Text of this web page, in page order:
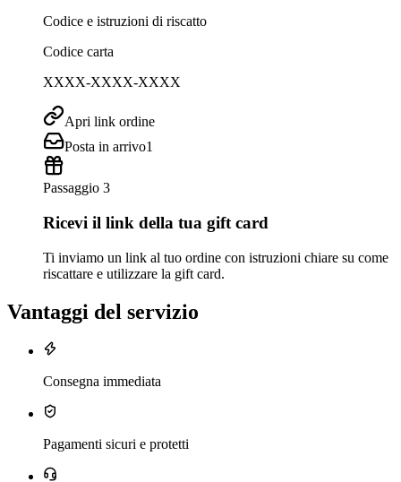
Codice e istruzioni di riscatto
Codice carta
XXXX-XXXX-XXXX
Apri link ordine
Posta in arrivo1
Passaggio 3
Ricevi il link della tua gift card
Ti inviamo un link al tuo ordine con istruzioni chiare su come
riscattare e utilizzare la gift card.
Vantaggi del servizio
Consegna immediata
Pagamenti sicuri e protetti